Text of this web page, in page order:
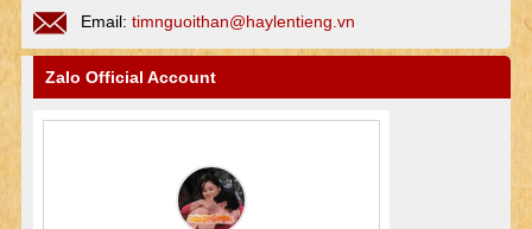
Email: timnguoithan@haylentieng.vn
Zalo Official Account